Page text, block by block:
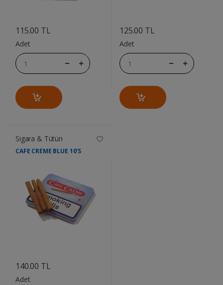
115.00 TL
Adet
125.00 TL
Adet
Sigara & Tütün
CAFE CREME BLUE 10'S
140.00 TL
Adet